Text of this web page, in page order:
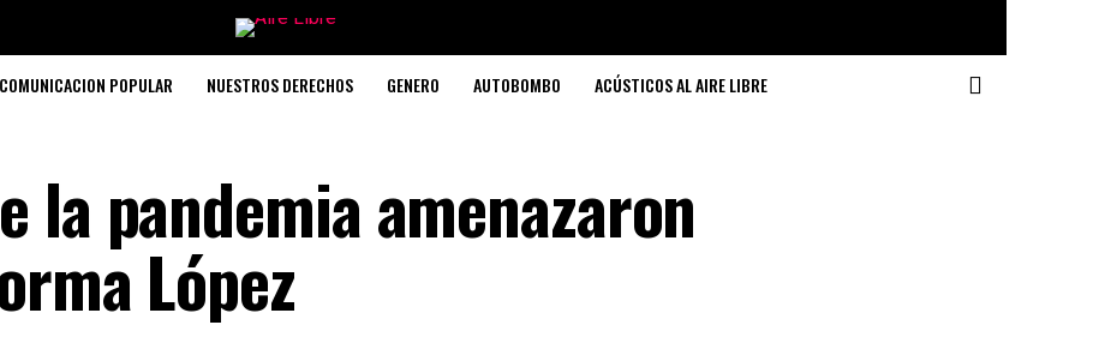
COMUNICACION POPULAR NUESTROS DERECHOS GENERO AUTOBOMBO ACÚSTICOS AL AIRE LIBRE
la pandemia amenazaron
López